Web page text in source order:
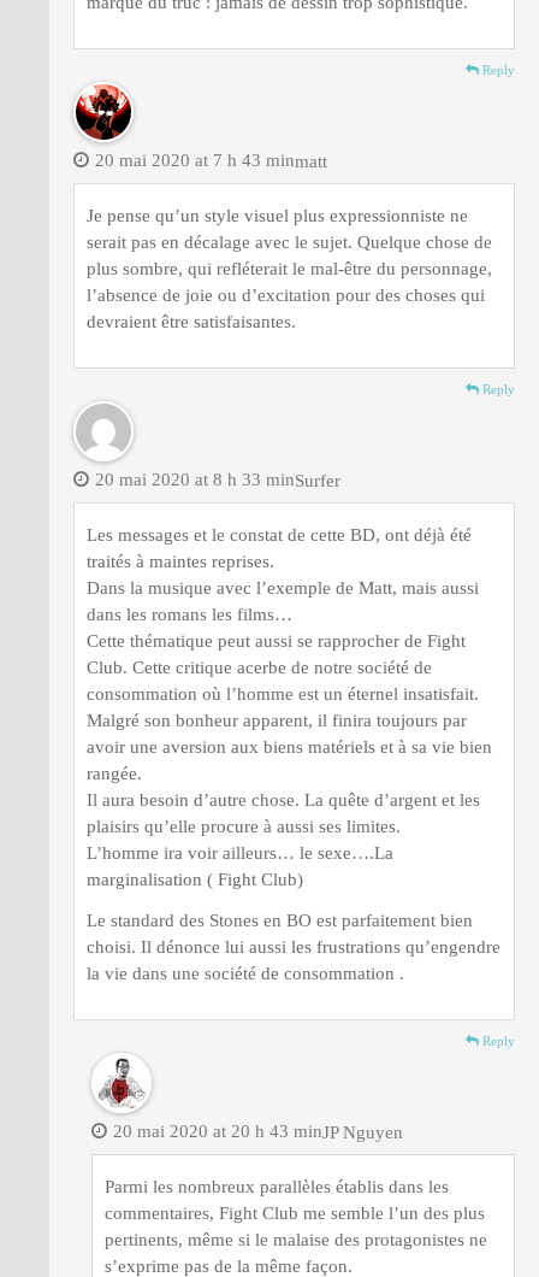
Reply
matt
20 mai 2020 at 7 h 43 min
Je pense qu’un style visuel plus expressionniste ne
serait pas en décalage avec le sujet. Quelque chose de
plus sombre, qui refléterait le mal-être du personnage,
l’absence de joie ou d’excitation pour des choses qui
devraient être satisfaisantes.
Reply
Surfer
20 mai 2020 at 8 h 33 min
Les messages et le constat de cette BD, ont déjà été
traités à maintes reprises.
Dans la musique avec l’exemple de Matt, mais aussi
dans les romans les films…
Cette thématique peut aussi se rapprocher de Fight
Club. Cette critique acerbe de notre société de
consommation où l’homme est un éternel insatisfait.
Malgré son bonheur apparent, il finira toujours par
avoir une aversion aux biens matériels et à sa vie bien
rangée.
Il aura besoin d’autre chose. La quête d’argent et les
plaisirs qu’elle procure à aussi ses limites.
L’homme ira voir ailleurs… le sexe….La
marginalisation ( Fight Club)
Le standard des Stones en BO est parfaitement bien
choisi. Il dénonce lui aussi les frustrations qu’engendre
la vie dans une société de consommation .
Reply
JP Nguyen
20 mai 2020 at 20 h 43 min
Parmi les nombreux parallèles établis dans les
commentaires, Fight Club me semble l’un des plus
pertinents, même si le malaise des protagonistes ne
s’exprime pas de la même façon.